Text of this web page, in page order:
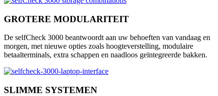
GROTERE MODULARITEIT
De selfCheck 3000 beantwoordt aan uw behoeften van vandaag en
morgen, met nieuwe opties zoals hoogteverstelling, modulaire
betaalterminals, extra schappen en naadloos geïntegreerde bakken.
SLIMME SYSTEMEN